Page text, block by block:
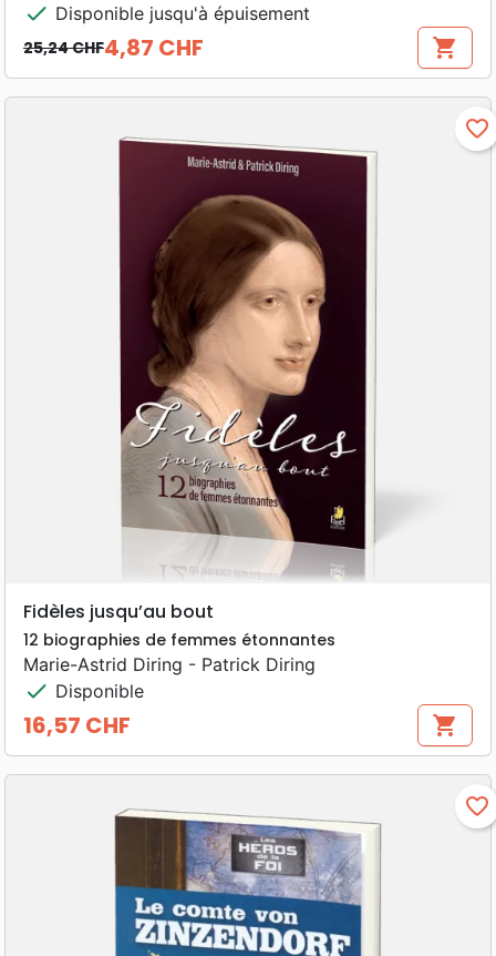
check Disponible jusqu'à épuisement
Prix de base
25,24 CHF
Prix 4,87 CHF shopping_cart
favorite_border
Fidèles jusqu’au bout
12 biographies de femmes étonnantes
Marie-Astrid Diring - Patrick Diring
check Disponible
Prix
16,57 CHF shopping_cart
favorite_border